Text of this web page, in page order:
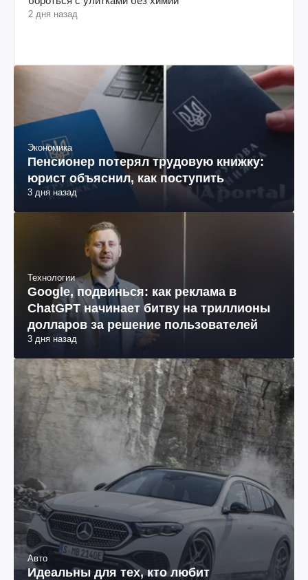
2 дня назад
Экономика
Пенсионер потерял трудовую книжку:
юрист объяснил, как поступить
3 дня назад
Технологии
Google, подвинься: как реклама в
ChatGPT начинает битву на триллионы
долларов за решение пользователей
3 дня назад
Авто
Идеальны для тех, кто любит